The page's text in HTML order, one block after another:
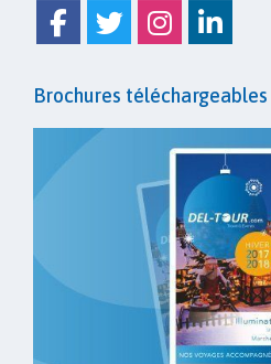
Facebook
Twitter
Brochures téléchargeables